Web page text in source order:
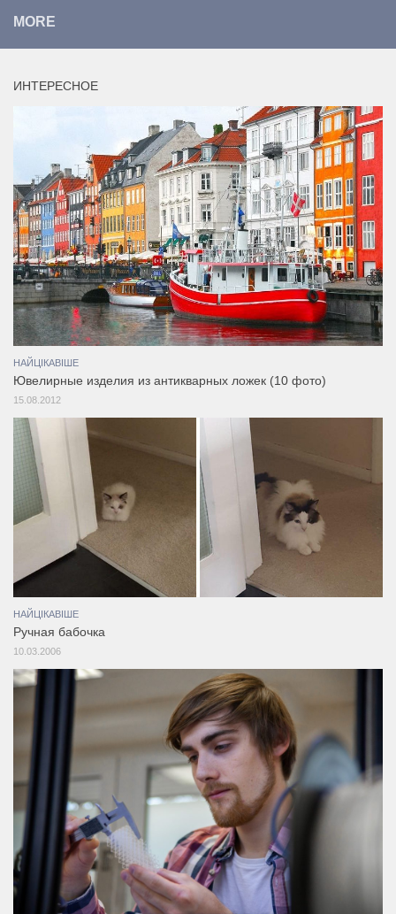
MORE
ИНТЕРЕСНОЕ
НАЙЦІКАВІШЕ
Ювелирные изделия из антикварных ложек (10 фото)
15.08.2012
НАЙЦІКАВІШЕ
Ручная бабочка
10.03.2006